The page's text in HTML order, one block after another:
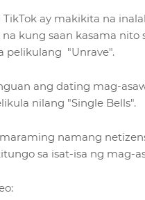
ay makikita na
kung saan kasama nito
pelikulang "Unrave".
ang dating mag-
nilang "Single Bells".
namang
sa isat-isa ng mag-